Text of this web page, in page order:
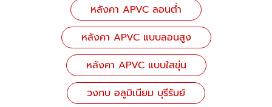
หลังคา APVC ลอนต่ำ
หลังคา APVC แบบลอนสูง
หลังคา APVC แบบใสขุ่น
วงกบ อลูมิเนียม บุรีรัมย์